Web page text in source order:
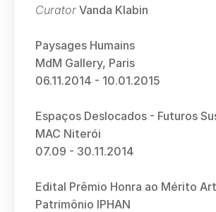
Curator Vanda Klabin
Paysages Humains
MdM Gallery, Paris
06.11.2014 - 10.01.2015
Espaços Deslocados - Futuros
MAC Niterói
07.09 - 30.11.2014
Edital Prêmio Honra ao Mérito
Patrimônio IPHAN